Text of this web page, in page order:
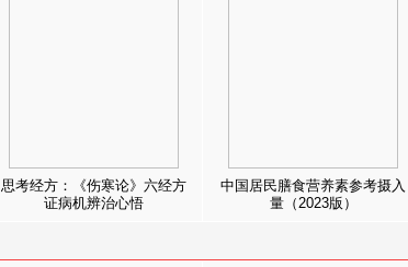
思考经方：《伤寒论》六经方
证病机辨治心悟
中国居民膳食营养素参考摄入
量（2023版）